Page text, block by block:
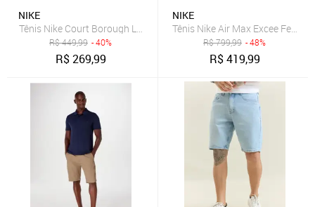
NIKE
Tênis Nike Court Borough Low Recraft Infantil
R$449,99 - 40%
R$269,99
NIKE
Tênis Nike Air Max Excee
R$799,99 - 48%
R$419,99